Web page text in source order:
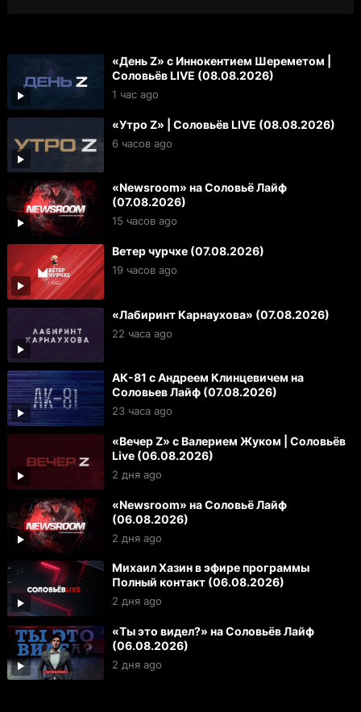
«День Z» с Иннокентием Шереметом |
Соловьёв LIVE (08.08.2026)
1 час ago
«Утро Z» | Соловьёв LIVE (08.08.2026)
6 часов ago
«Newsroom» на Соловьё Лайф
(07.08.2026)
15 часов ago
Ветер чурчхе (07.08.2026)
19 часов ago
«Лабиринт Карнаухова» (07.08.2026)
22 часа ago
АК-81 с Андреем Клинцевичем на
Соловьев Лайф (07.08.2026)
23 часа ago
«Вечер Z» с Валерием Жуком | Соловьёв
Live (06.08.2026)
2 дня ago
«Newsroom» на Соловьё Лайф
(06.08.2026)
2 дня ago
Михаил Хазин в эфире программы
Полный контакт (06.08.2026)
2 дня ago
«Ты это видел?» на Соловьёв Лайф
(06.08.2026)
2 дня ago